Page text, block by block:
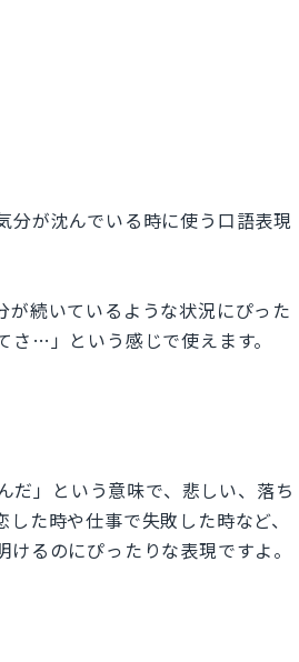
分が沈んでいる時に使う口語表現
続いているような状況にぴった
…」という感じで使えます。
」という意味で、悲しい、落ち
た時や仕事で失敗した時など、
るのにぴったりな表現ですよ。